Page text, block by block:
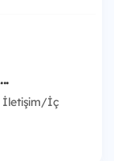
İletişim/İç